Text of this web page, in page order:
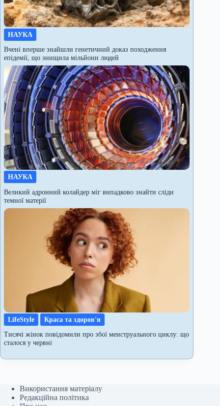
НАУКА
Вчені вперше знайшли генетичний доказ походження
епідемії, що знищила мільйони людей
НАУКА
Великий адронний колайдер міг випадково знайти сліди
темної матерії
LifeStyle
Краса та здоров'я
Тисячі жінок повідомили про збої менструального циклу: що
сталося у червні
Використання матеріалу
Редакційна політика